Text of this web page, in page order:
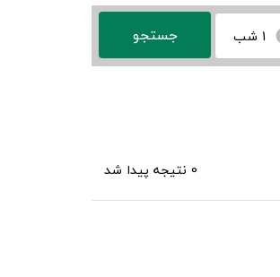
1 شب
0 نتیجه پیدا شد